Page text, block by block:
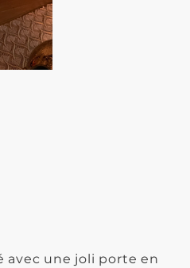
avec une joli porte en